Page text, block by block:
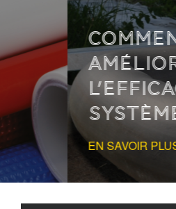
COMMENT
AMÉLIORE
L’EFFICACITÉ
SYSTÈMES
EN SAVOIR PLUS